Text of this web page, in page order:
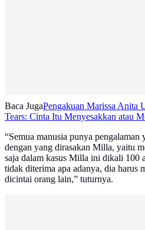
Baca JugaPengakuan Marissa Anita
Tears: Cinta Itu Menyesakkan atau
“Semua manusia punya pengalaman
dengan yang dirasakan Milla, yaitu
saja dalam kasus Milla ini dikali 100
tidak diterima apa adanya, dia harus
dicintai orang lain,” tuturnya.